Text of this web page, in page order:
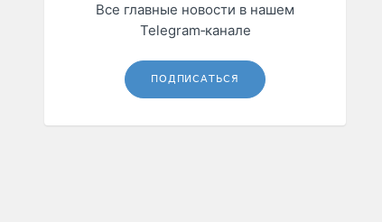
Все главные новости в нашем
Telegram‑канале
ПОДПИСАТЬСЯ